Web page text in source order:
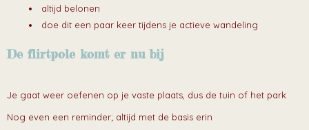
altijd belonen
doe dit een paar keer tijdens je actieve wandeling
De flirtpole komt er nu bij
Je gaat weer oefenen op je vaste plaats, dus de tuin of het park
Nog even een reminder; altijd met de basis erin